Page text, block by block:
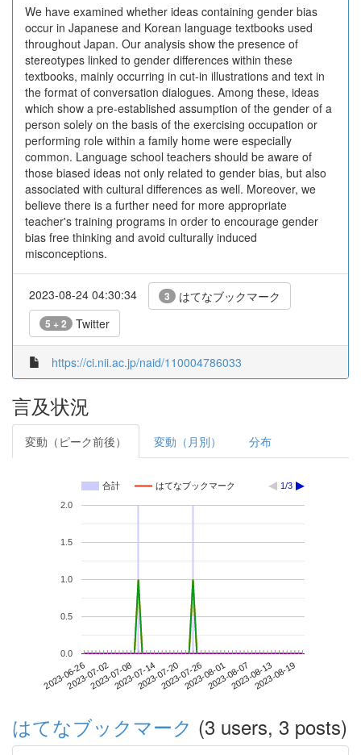
We have examined whether ideas containing gender bias
occur in Japanese and Korean language textbooks used
throughout Japan. Our analysis show the presence of
stereotypes linked to gender differences within these
textbooks, mainly occurring in cut-in illustrations and text in
the format of conversation dialogues. Among these, ideas
which show a pre-established assumption of the gender of a
person solely on the basis of the exercising occupation or
performing role within a family home were especially
common. Language school teachers should be aware of
those biased ideas not only related to gender bias, but also
associated with cultural differences as well. Moreover, we
believe there is a further need for more appropriate
teacher's training programs in order to encourage gender
bias free thinking and avoid culturally induced
misconceptions.
2023-08-24 04:30:34 3 はてなブックマーク
5 + 2 Twitter
https://ci.nii.ac.jp/naid/110004786033
言及状況
変動（ピーク前後） 変動（月別） 分布
合計 はてなブックマーク 1/3
2023-06-262023-07-022023-07-082023-07-142023-07-202023-07-262023-08-012023-08-072023-08-132023-08-19
0.0
0.5
1.0
1.5
2.0
はてなブックマーク (3 users, 3 posts)